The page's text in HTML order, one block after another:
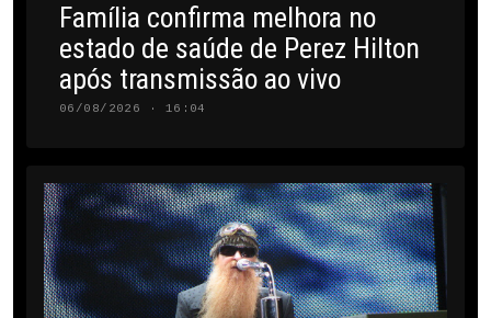
Família confirma melhora no
estado de saúde de Perez Hilton
após transmissão ao vivo
06/08/2026 · 16:04